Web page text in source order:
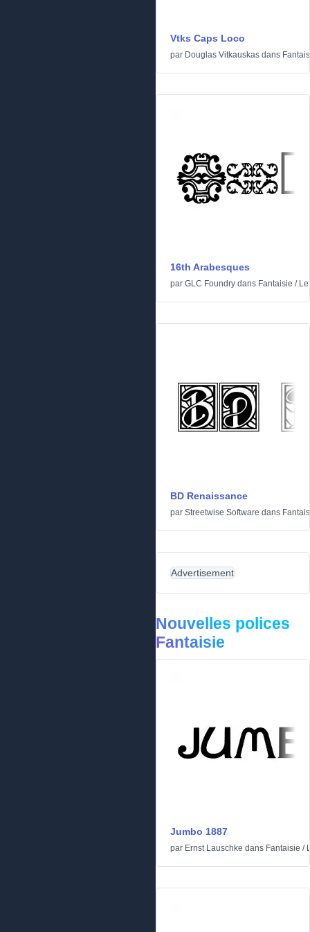
Vtks Caps Loco
par Douglas Vitkauskas dans
16th Arabesques
par GLC Foundry dans Fantaisie /
BD Renaissance
par Streetwise Software dans
Advertisement
Nouvelles polices
Fantaisie
Jumbo 1887
par Ernst Lauschke dans Fantaisie /